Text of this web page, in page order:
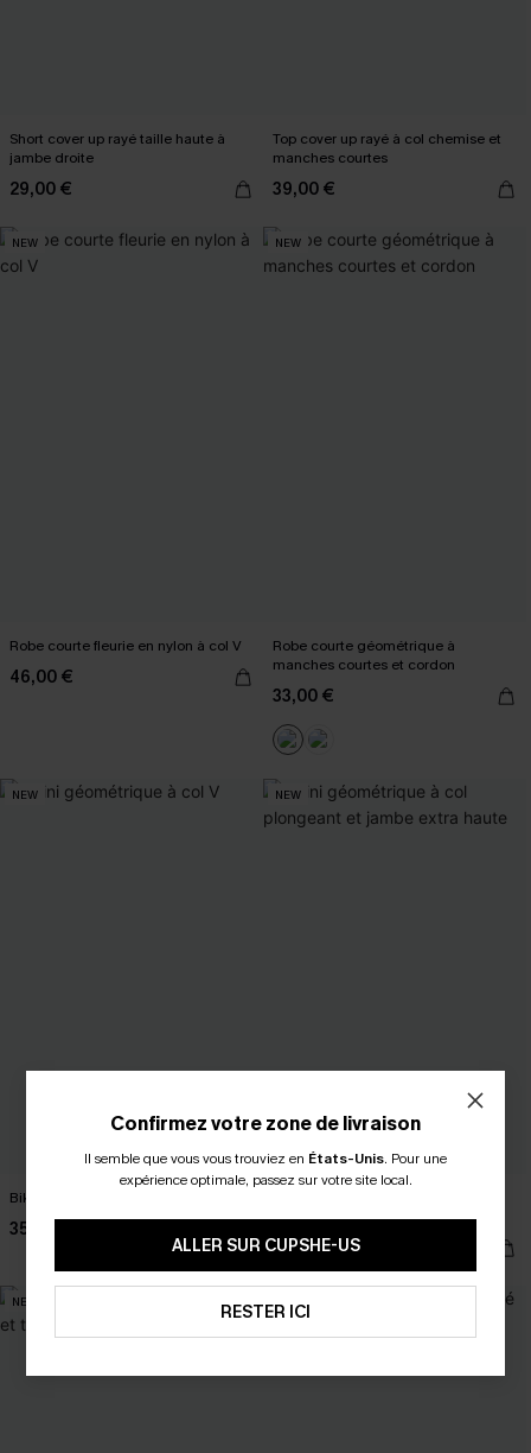
Short cover up rayé taille haute à
jambe droite
29,00 €
Top cover up rayé à col chemise et
manches courtes
39,00 €
NEW
Robe courte fleurie en nylon à col V
46,00 €
NEW
Robe courte géométrique à
manches courtes et cordon
33,00 €
NEW
Bikini géométrique à col V
35,00 €
NEW
et jambe extra haute
41,90 €
NEW
Confirmez votre zone de livraison
Il semble que vous vous trouviez en États-Unis. Pour une
expérience optimale, passez sur votre site local.
ALLER SUR CUPSHE-US
RESTER ICI